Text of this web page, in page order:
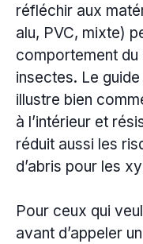
réfléchir aux
alu, PVC, mixte)
comportement du
insectes. Le guide
illustre bien
à l’intérieur et
réduit aussi les
d’abris pour les
Pour ceux qui
avant d’appeler